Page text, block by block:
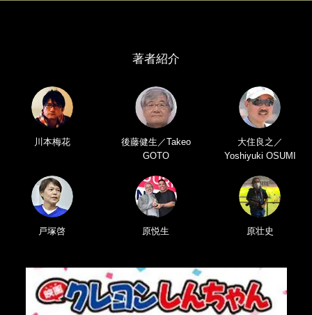
著者紹介
川本梅花
後藤健生／Takeo
GOTO
大住良之／
Yoshiyuki OSUMI
戸塚啓 原悦生 原壮史